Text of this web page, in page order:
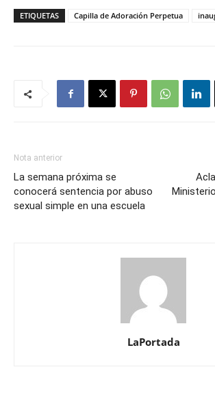
ETIQUETAS Capilla de Adoración Perpetua
Nota anterior
La semana próxima se
conocerá sentencia por abuso
sexual simple en una escuela
LaPortada